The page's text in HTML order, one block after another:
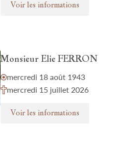
Voir les informations
Monsieur Elie FERRON
mercredi 18 août 1943
mercredi 15 juillet 2026
Voir les informations